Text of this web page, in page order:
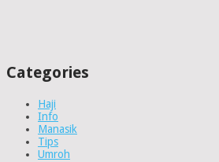
Categories
Haji
Info
Manasik
Tips
Umroh